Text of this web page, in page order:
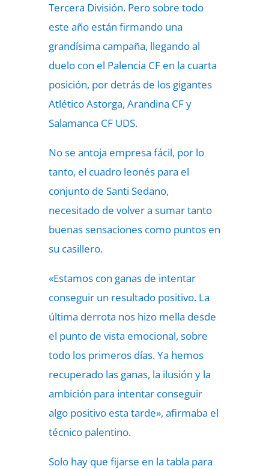
Tercera División. Pero sobre todo
este año están firmando una
grandísima campaña, llegando al
duelo con el Palencia CF en la cuarta
posición, por detrás de los gigantes
Atlético Astorga, Arandina CF y
Salamanca CF UDS.
No se antoja empresa fácil, por lo
tanto, el cuadro leonés para el
conjunto de Santi Sedano,
necesitado de volver a sumar tanto
buenas sensaciones como puntos en
su casillero.
«Estamos con ganas de intentar
conseguir un resultado positivo. La
última derrota nos hizo mella desde
el punto de vista emocional, sobre
todo los primeros días. Ya hemos
recuperado las ganas, la ilusión y la
ambición para intentar conseguir
algo positivo esta tarde», afirmaba el
técnico palentino.
Solo hay que fijarse en la tabla para